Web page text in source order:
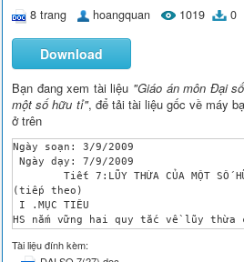
8 trang hoangquan 1019 0
Download
Bạn đang xem tài liệu "Giáo án môn Đại
một số hữu tỉ", để tải tài liệu gốc về máy
ở trên
Ngày soạn: 3/9/2009
Ngày dạy: 7/9/2009
	Tiết 7:LŨY THỪA CỦA MỘT SỐ HỮU TỈ
(tiếp theo)
I .MỤC TIÊU
HS nắm vững hai quy tắc về lũy
Có kĩ năng vận dụng các quy tắc
Từ 2 công thức đã học tập suy
Tài liệu đính kèm: